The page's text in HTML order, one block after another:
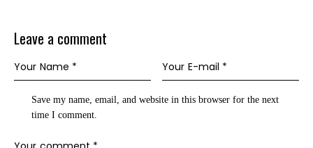
Leave a comment
Save my name, email, and website in this browser for the next
time I comment.